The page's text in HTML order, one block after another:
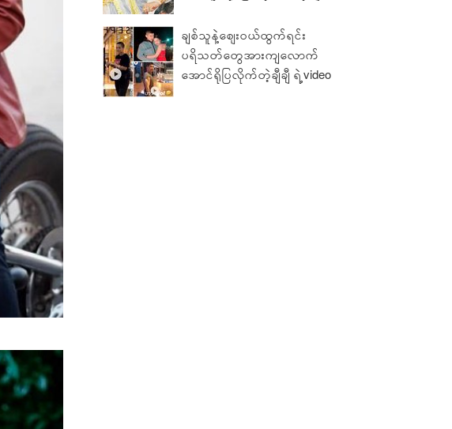
ချစ်သူနဲ့ဈေးဝယ်ထွက်ရင်း
ပရိသတ်တွေအားကျလောက်
အောင်ရိုပြလိုက်တဲ့ချီချီ ရဲ့video